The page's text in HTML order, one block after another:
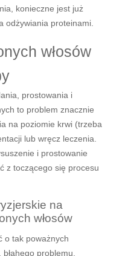
konieczne jest już
odżywiania proteinami.
włosów
prostowania i
to problem znacznie
na poziomie krwi (trzeba
lub wręcz leczenia.
i prostowanie
z toczącego się procesu
na
włosów
o tak poważnych
błahego problemu,